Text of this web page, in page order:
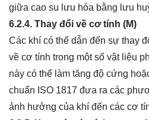
giữa cao su lưu hóa bằng lưu
6.2.4. Thay đổi về cơ tính (M)
Các khí có thể dẫn đến sự thay
về cơ tính trong một số vật liệu
này có thể làm tăng độ cứng
chuẩn ISO 1817 đưa ra các
ảnh hưởng của khí đến các cơ